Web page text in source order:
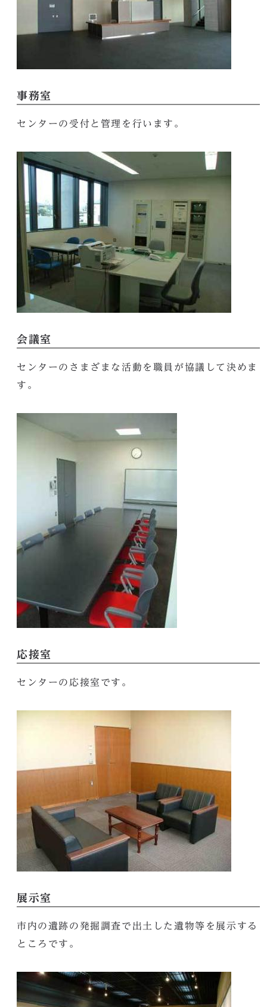
事務室
センターの受付と管理を行います。
会議室
センターのさまざまな活動を職員が協議して決めま
す。
応接室
センターの応接室です。
展示室
市内の遺跡の発掘調査で出土した遺物等を展示する
ところです。